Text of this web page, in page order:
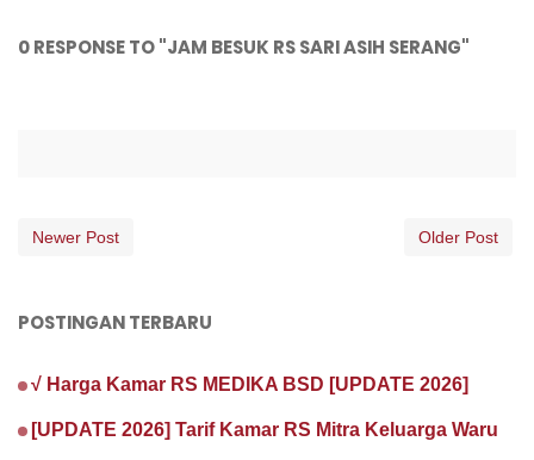
0 RESPONSE TO "JAM BESUK RS SARI ASIH SERANG"
Newer Post Older Post
POSTINGAN TERBARU
√ Harga Kamar RS MEDIKA BSD [UPDATE 2026]
[UPDATE 2026] Tarif Kamar RS Mitra Keluarga Waru